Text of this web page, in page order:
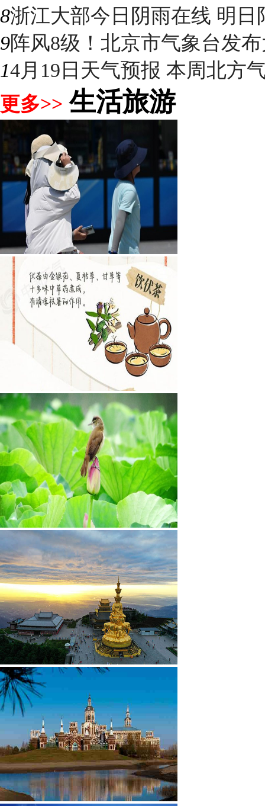
8浙江大部今日阴雨在线 明日
9阵风8级！北京市气象台发
14月19日天气预报 本周北方
更多>> 生活旅游